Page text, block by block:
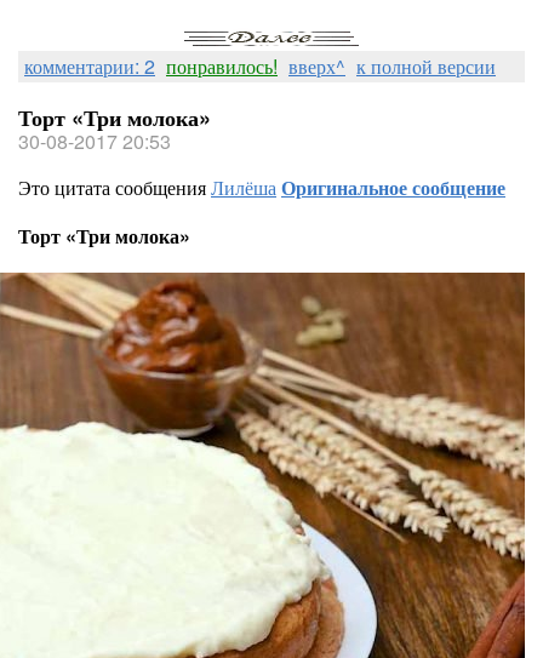
комментарии: 2 понравилось! вверх^ к полной версии
Торт «Три молока»
30-08-2017 20:53
Это цитата сообщенияЛилёшаОригинальное сообщение
Торт «Три молока»